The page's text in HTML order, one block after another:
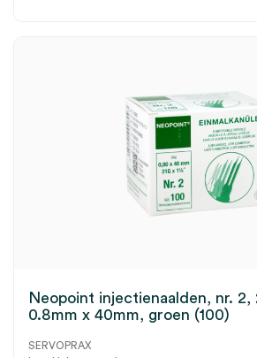
Neopoint injectienaalden, nr. 2,
0.8mm x 40mm, groen (100)
SERVOPRAX